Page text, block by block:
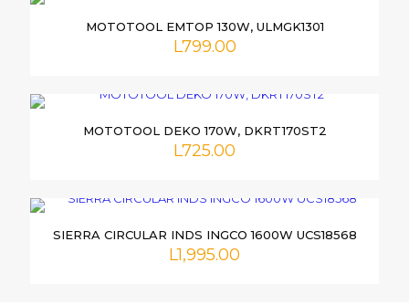
campos obligatorios están marcados con*
MOTOTOOL EMTOP 130W, ULMGK1301
L799.00
MOTOTOOL DEKO 170W, DKRT170ST2
L725.00
SIERRA CIRCULAR INDS INGCO 1600W UCS18568
L1,995.00